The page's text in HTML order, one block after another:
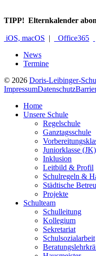
TIPP! Elternkalender
iOS, macOS | Office365
News
Termine
© 2026 Doris-Leibinger-
ImpressumDatenschutz
Home
Unsere Schule
Regelschule
Ganztagsschule
Juniorklasse (JK)
Inklusion
Leitbild & Profil
Schulregeln &
Städtische
Projekte
Schulteam
Schulleitung
Kollegium
Sekretariat
Schulsozialarbeit